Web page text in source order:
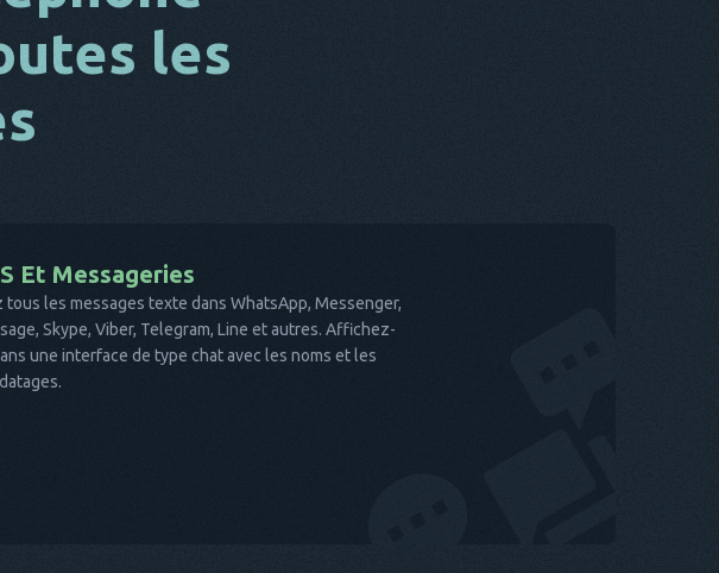
les
Et Messageries
tous les messages texte dans WhatsApp, Messenger,
Skype, Viber, Telegram, Line et autres. Affichez-
une interface de type chat avec les noms et les